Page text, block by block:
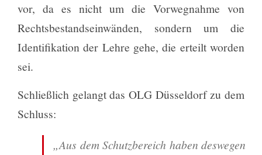
vor, da es nicht um die Vorwegnahme von
Rechtsbestandseinwänden, sondern um die
Identifikation der Lehre gehe, die erteilt worden
sei.
Schließlich gelangt das OLG Düsseldorf zu dem
Schluss:
„Aus dem Schutzbereich haben deswegen